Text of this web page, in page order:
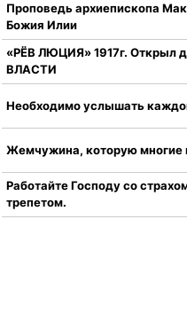
Проповедь архиепископа
Божия Илии
«РЁВ ЛЮЦИЯ» 1917г. Открыл
ВЛАСТИ
Необходимо услышать
Жемчужина, которую многие
Работайте Господу со
трепетом.